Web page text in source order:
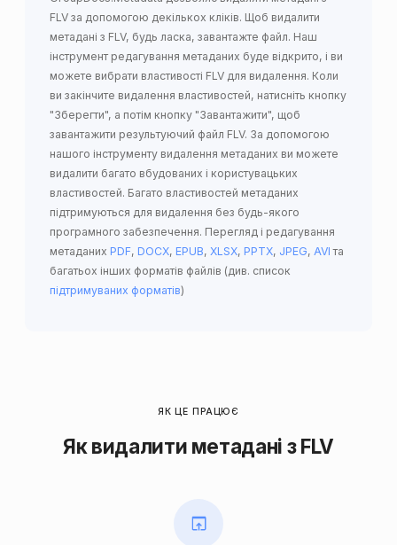
FLV за допомогою декількох кліків. Щоб видалити
метадані з FLV, будь ласка, завантажте файл. Наш
інструмент редагування метаданих буде відкрито, і ви
можете вибрати властивості FLV для видалення. Коли
ви закінчите видалення властивостей, натисніть кнопку
"Зберегти", а потім кнопку "Завантажити", щоб
завантажити результуючий файл FLV. За допомогою
нашого інструменту видалення метаданих ви можете
видалити багато вбудованих і користувацьких
властивостей. Багато властивостей метаданих
підтримуються для видалення без будь-якого
програмного забезпечення. Перегляд і редагування
метаданих PDF, DOCX, EPUB, XLSX, PPTX, JPEG, AVI та
багатьох інших форматів файлів (див. список
підтримуваних форматів)
ЯК ЦЕ ПРАЦЮЄ
Як видалити метадані з FLV